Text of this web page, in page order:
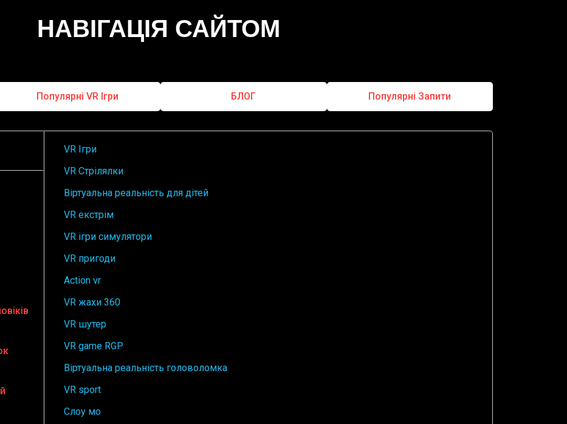
НАВІГАЦІЯ САЙТОМ
Популярні VR Ігри БЛОГ Популярні Запити
VR Ігри
VR Стрілялки
Віртуальна реальність для дітей
VR екстрім
VR ігри симулятори
VR пригоди
Action vr
VR жахи 360
VR шутер
VR game RGP
Віртуальна реальність головоломка
VR sport
Слоу мо